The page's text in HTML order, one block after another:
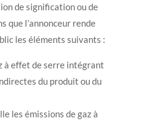
de signification ou de
que l’annonceur rende
les éléments suivants :
à effet de serre intégrant
du produit ou du
les émissions de gaz à